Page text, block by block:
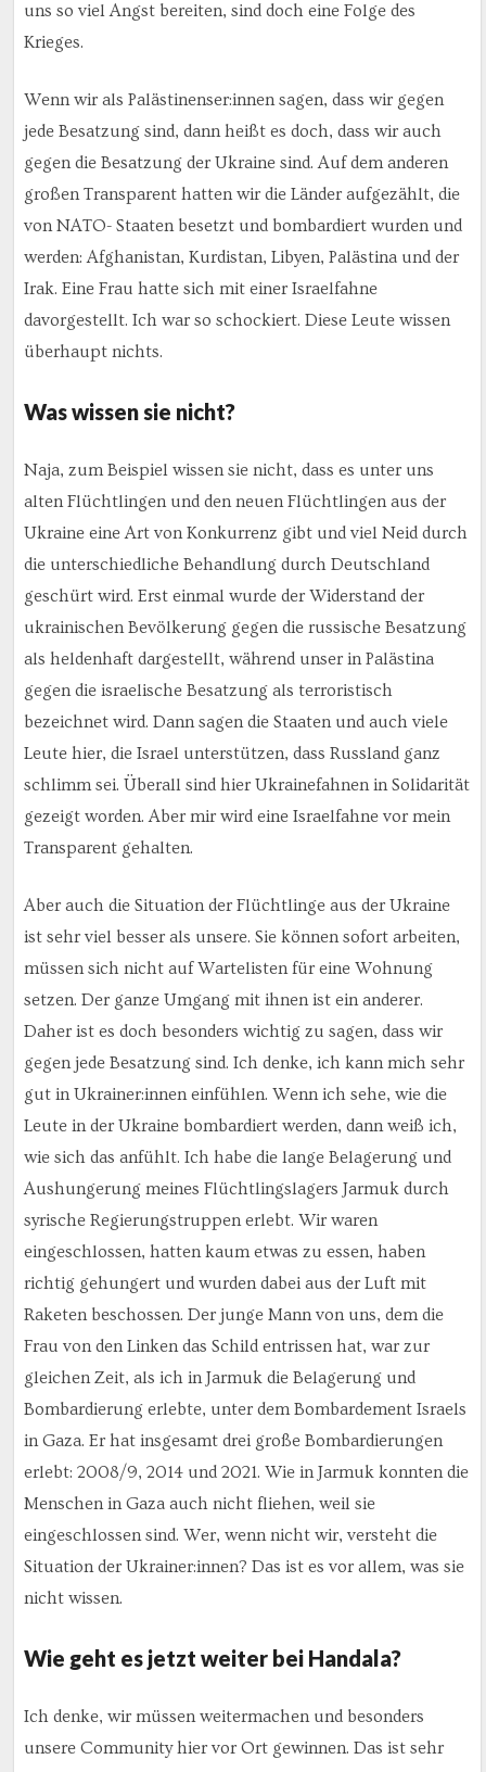
uns so viel Angst bereiten, sind doch eine Folge des
Krieges.
Wenn wir als Palästinenser:innen sagen, dass wir gegen
jede Besatzung sind, dann heißt es doch, dass wir auch
gegen die Besatzung der Ukraine sind. Auf dem anderen
großen Transparent hatten wir die Länder aufgezählt, die
von NATO- Staaten besetzt und bombardiert wurden und
werden: Afghanistan, Kurdistan, Libyen, Palästina und der
Irak. Eine Frau hatte sich mit einer Israelfahne
davorgestellt. Ich war so schockiert. Diese Leute wissen
überhaupt nichts.
Was wissen sie nicht?
Naja, zum Beispiel wissen sie nicht, dass es unter uns
alten Flüchtlingen und den neuen Flüchtlingen aus der
Ukraine eine Art von Konkurrenz gibt und viel Neid durch
die unterschiedliche Behandlung durch Deutschland
geschürt wird. Erst einmal wurde der Widerstand der
ukrainischen Bevölkerung gegen die russische Besatzung
als heldenhaft dargestellt, während unser in Palästina
gegen die israelische Besatzung als terroristisch
bezeichnet wird. Dann sagen die Staaten und auch viele
Leute hier, die Israel unterstützen, dass Russland ganz
schlimm sei. Überall sind hier Ukrainefahnen in Solidarität
gezeigt worden. Aber mir wird eine Israelfahne vor mein
Transparent gehalten.
Aber auch die Situation der Flüchtlinge aus der Ukraine
ist sehr viel besser als unsere. Sie können sofort arbeiten,
müssen sich nicht auf Wartelisten für eine Wohnung
setzen. Der ganze Umgang mit ihnen ist ein anderer.
Daher ist es doch besonders wichtig zu sagen, dass wir
gegen jede Besatzung sind. Ich denke, ich kann mich sehr
gut in Ukrainer:innen einfühlen. Wenn ich sehe, wie die
Leute in der Ukraine bombardiert werden, dann weiß ich,
wie sich das anfühlt. Ich habe die lange Belagerung und
Aushungerung meines Flüchtlingslagers Jarmuk durch
syrische Regierungstruppen erlebt. Wir waren
eingeschlossen, hatten kaum etwas zu essen, haben
richtig gehungert und wurden dabei aus der Luft mit
Raketen beschossen. Der junge Mann von uns, dem die
Frau von den Linken das Schild entrissen hat, war zur
gleichen Zeit, als ich in Jarmuk die Belagerung und
Bombardierung erlebte, unter dem Bombardement Israels
in Gaza. Er hat insgesamt drei große Bombardierungen
erlebt: 2008/9, 2014 und 2021. Wie in Jarmuk konnten die
Menschen in Gaza auch nicht fliehen, weil sie
eingeschlossen sind. Wer, wenn nicht wir, versteht die
Situation der Ukrainer:innen? Das ist es vor allem, was sie
nicht wissen.
Wie geht es jetzt weiter bei Handala?
Ich denke, wir müssen weitermachen und besonders
unsere Community hier vor Ort gewinnen. Das ist sehr